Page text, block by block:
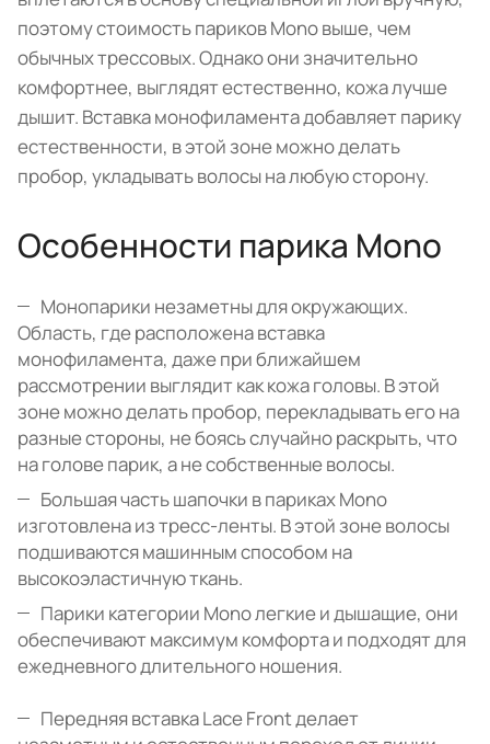
поэтому стоимость париков Mono выше, чем
обычных трессовых. Однако они значительно
комфортнее, выглядят естественно, кожа лучше
дышит. Вставка монофиламента добавляет парику
естественности, в этой зоне можно делать
пробор, укладывать волосы на любую сторону.
Особенности парика Mono
Монопарики незаметны для окружающих.
Область, где расположена вставка
монофиламента, даже при ближайшем
рассмотрении выглядит как кожа головы. В этой
зоне можно делать пробор, перекладывать его на
разные стороны, не боясь случайно раскрыть, что
на голове парик, а не собственные волосы.
Большая часть шапочки в париках Mono
изготовлена из тресс-ленты. В этой зоне волосы
подшиваются машинным способом на
высокоэластичную ткань.
Парики категории Mono легкие и дышащие, они
обеспечивают максимум комфорта и подходят для
ежедневного длительного ношения.
Передняя вставка Lace Front делает